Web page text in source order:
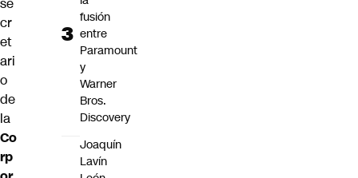
se
cr
et
ari
o
de
la
Co
rp
fusión
entre
Paramount
y
Warner
Bros.
Discovery
Joaquín
Lavín